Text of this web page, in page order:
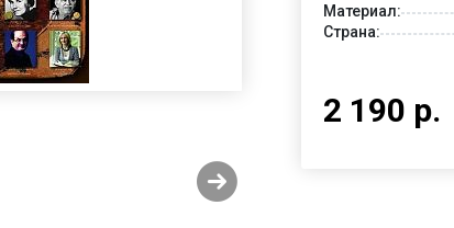
Материал:
Страна:
2 190 р.